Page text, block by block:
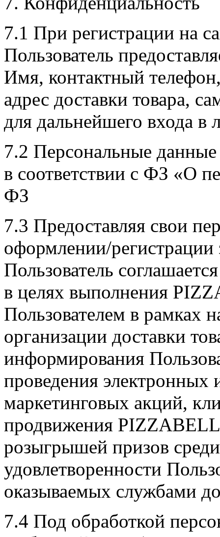
7.1 При регистрации на
Пользователь
Имя, контактный
адрес доставки товара,
для дальнейшего входа в
7.2 Персональные данные
в соответствии с ФЗ «О
ФЗ
7.3 Предоставляя свои
оформлении/
Пользователь
в целях выполнения
Пользователем в рамках
организации доставки
информирования
проведения электронных
маркетинговых акций,
продвижения
розыгрышей призов
удовлетворенности
оказываемых службами
7.4 Под обработкой